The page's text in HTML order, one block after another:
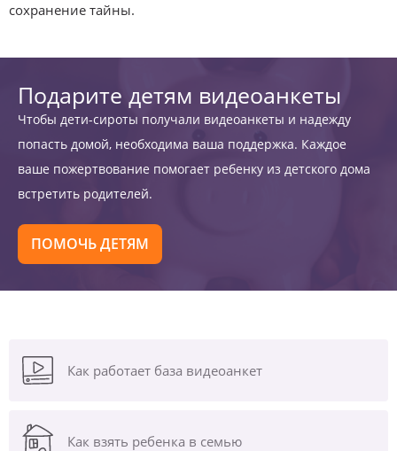
сохранение тайны.
Подарите детям видеоанкеты
Чтобы дети-сироты получали видеоанкеты и надежду
попасть домой, необходима ваша поддержка. Каждое
ваше пожертвование помогает ребенку из детского дома
встретить родителей.
ПОМОЧЬ ДЕТЯМ
Как работает база видеоанкет
Как взять ребенка в семью